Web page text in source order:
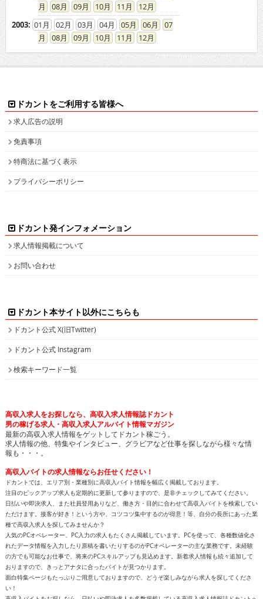
08
09 10 11
12
2003: 01 02 03 04 05 06
07
08
09 10 11 12
ドカントをご利用する皆様へ
求人広告の説明
免責事項
特商法に基づく表示
プライバシーポリシー
ドカント発インフォメーション
求人情報掲載について
お問い合わせ
ドカント本サイト以外にこちらも
ドカント公式 X(旧Twitter)
ドカント公式 Instagram
検索キーワード一覧
高収入求人をお探しなら、高収入求人情報誌ドカント
男の稼げる求人・高収入求人アルバイト情報マガジン
最新の高収入求人情報をゲットしてドカント稼ごう。
求人情報の他、特集やインタビュー、グラビアなど仕事を探しながら様々な情
報も・・・。
高収入バイトの求人情報ならお任せください！
ドカントでは、エリア別・業種別に高収入バイト情報を幅広く掲載しております。
注目のピックアップ求人も定期的に更新して参りますので、是非チェックしてみてください。
日払いや即決求人、また社員登用ありなど、働き方・目的に合わせて高収入バイトを検索してい
ただけます。接客が好き！という方や、コツコツ集中するのが得意！等、自分の長所にあった業
種で高収入求人を探してみませんか？
人気のPCオペレーター、PC入力の求人もたくさん掲載しています。PCを使って、各種数値化さ
れたデータ情報を入力したり原稿を書いたりするのがPCオペレーターの主な業務です。未経験
の方でも可能なお仕事で、将来のPCスキルアップも見込めます。新着求人情報も続々追加して
おりますので、きっとアナタに合ったバイトが見つかります。
面白特集ページもたっぷりご用意しておりますので、どうぞ楽しみながら求人を探してくださ
い！